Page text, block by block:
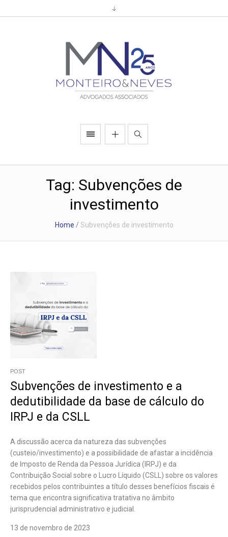
Tag: Subvenções de
investimento
Home / Subvenções de investimento
POST
Subvenções de investimento e a
dedutibilidade da base de cálculo do
IRPJ e da CSLL
A discussão acerca da natureza das subvenções
(custeio/investimento) e a possibilidade de afastar a incidência
de Imposto de Renda da Pessoa Jurídica (IRPJ) e da
Contribuição Social sobre o Lucro Líquido (CSLL) sobre os valores
recebidos pelos contribuintes a título desses benefícios fiscais é
tema que encontra significativa tratativa no âmbito
jurisprudencial administrativo e judicial.
13 de novembro de 2023